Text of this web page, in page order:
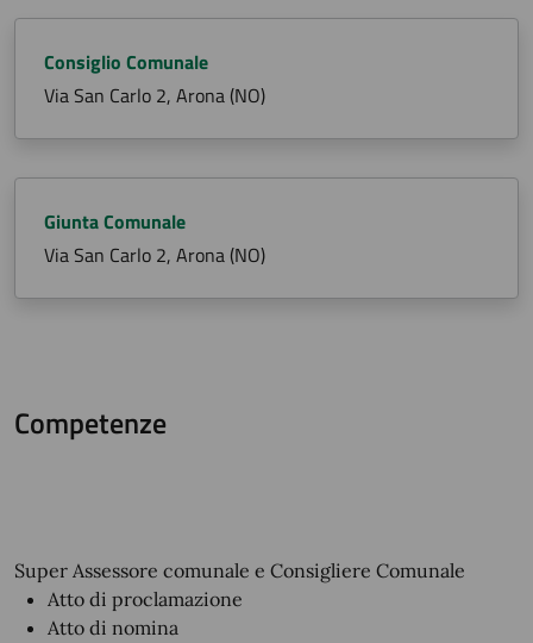
Consiglio Comunale
Via San Carlo 2, Arona (NO)
Giunta Comunale
Via San Carlo 2, Arona (NO)
Competenze
Super Assessore comunale e Consigliere Comunale
Atto di proclamazione
Atto di nomina